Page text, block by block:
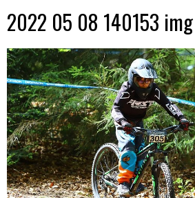
2022 05 08 140153